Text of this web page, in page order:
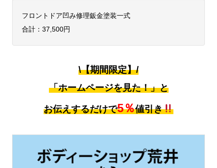
フロントドア凹み修理鈑金塗装一式
合計：37,500円
\【期間限定】/
「ホームページを見た！」と
お伝えするだけで5％値引き